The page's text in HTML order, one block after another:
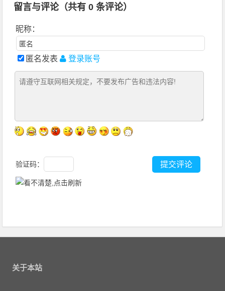
留言与评论（共有0 条评论）
昵称：
匿名发表 登录账号
验证码：
关于本站